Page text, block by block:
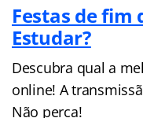
Festas de fim
Estudar?
Descubra qual a
online! A
Não perca!